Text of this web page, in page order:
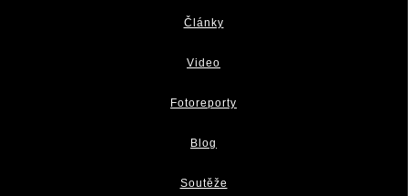
Články
Video
Fotoreporty
Blog
Soutěže